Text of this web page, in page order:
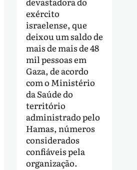
exército
israelense, que
deixou um saldo de
mais de mais de 48
mil pessoas em
Gaza, de acordo
com o Ministério
da Saúde do
território
administrado pelo
Hamas, números
considerados
confiáveis pela
organização.